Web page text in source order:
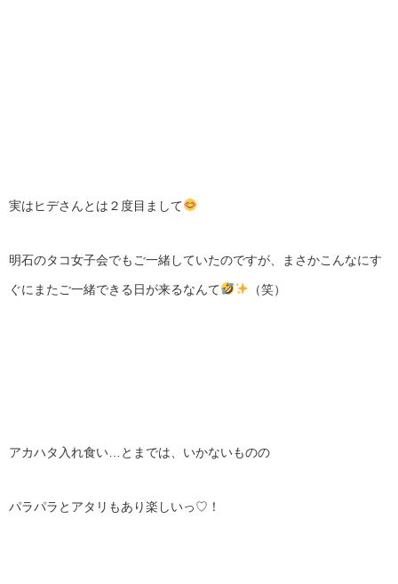
実はヒデさんとは２度目まして
明石のタコ女子会でもご一緒していたのですが、まさかこんなにす
ぐにまたご一緒できる日が来るなんて （笑）
アカハタ入れ食い…とまでは、いかないものの
パラパラとアタリもあり楽しいっ♡！